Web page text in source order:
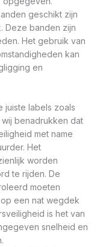
geschikt zijn
Deze banden zijn
Het gebruik van
kan
en
juiste labels zoals
benadrukken dat
met name
Het
worden
te rijden. De
moeten
een nat wegdek
is het van
snelheid en